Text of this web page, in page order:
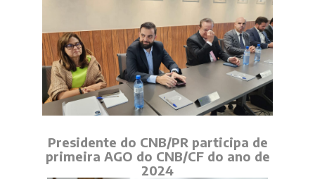
Presidente do CNB/PR participa de
primeira AGO do CNB/CF do ano de
2024